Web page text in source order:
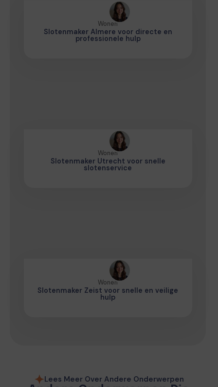
Wonen
Slotenmaker Almere voor directe en
professionele hulp
Wonen
Slotenmaker Utrecht voor snelle
slotenservice
Wonen
Slotenmaker Zeist voor snelle en veilige
hulp
Lees Meer Over Andere Onderwerpen